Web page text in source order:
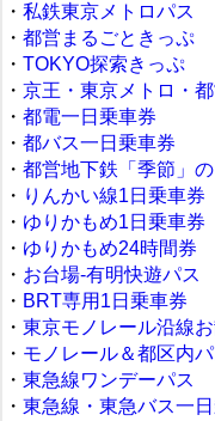
・ 私鉄東京メトロパス
・ 都営まるごときっぷ
・ TOKYO探索きっぷ
・ 京王・東京メトロ・
・ 都電一日乗車券
・ 都バス一日乗車券
・ 都営地下鉄「季節」
・ りんかい線1日乗車券
・ ゆりかもめ1日乗車券
・ ゆりかもめ24時間券
・ お台場‐有明快遊パス
・ BRT専用1日乗車券
・ 東京モノレール沿線
・ モノレール＆都区内
・ 東急線ワンデーパス
・ 東急線・東急バス一